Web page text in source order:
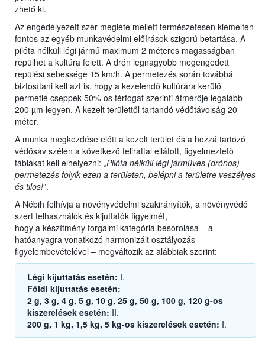
zhető ki.
Az engedélyezett szer megléte mellett természetesen kiemelten
fontos az egyéb munkavédelmi előírások szigorú betartása. A
pilóta nélküli légi jármű maximum 2 méteres magasságban
repülhet a kultúra felett. A drón legnagyobb megengedett
repülési sebessége 15 km/h. A permetezés során továbbá
biztosítani kell azt is, hogy a kezelendő kultúrára kerülő
permetlé cseppek 50%-os térfogat szerinti átmérője legalább
200 µm legyen. A kezelt területtől tartandó védőtávolság 20
méter.
A munka megkezdése előtt a kezelt terület és a hozzá tartozó
védősáv szélén a következő felirattal ellátott, figyelmeztető
táblákat kell elhelyezni: „Pilóta nélküli légi járműves (drónos)
permetezés folyik ezen a területen, belépni a területre veszélyes
és tilos!”.
A Nébih felhívja a növényvédelmi szakirányítók, a növényvédő
szert felhasználók és kijuttatók figyelmét,
hogy a készítmény forgalmi kategória besorolása – a
hatóanyagra vonatkozó harmonizált osztályozás
figyelembevételével – megváltozik az alábbiak szerint:
Légi kijuttatás esetén: I.
Földi kijuttatás esetén:
2 g, 3 g, 4 g, 5 g, 10 g, 25 g, 50 g, 100 g, 120 g-os
kiszerelések esetén: II.
200 g, 1 kg, 1,5 kg, 5 kg-os kiszerelések esetén: I.